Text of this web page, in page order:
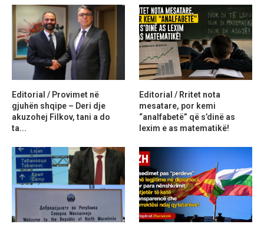
Editorial / Provimet në
gjuhën shqipe – Deri dje
akuzohej Filkov, tani a do
ta...
Editorial / Rritet nota
mesatare, por kemi
“analfabetë” që s’dinë as
lexim e as matematikë!